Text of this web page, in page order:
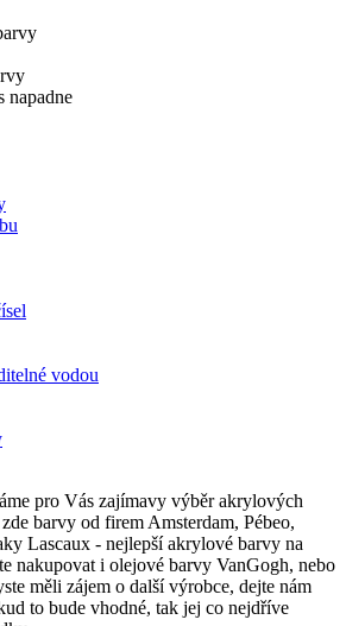
napadne
vodou
pro Vás zajímavy výběr akrylových
barvy od firem Amsterdam, Pébeo,
Lascaux - nejlepší akrylové barvy na
nakupovat i olejové barvy VanGogh, nebo
měli zájem o další výrobce, dejte nám
to bude vhodné, tak jej co nejdříve